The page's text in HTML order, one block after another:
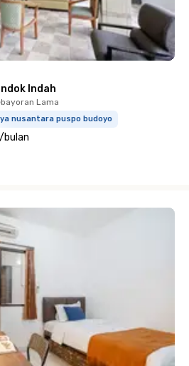
Indah
Lama
nusantara puspo budoyo
/bulan